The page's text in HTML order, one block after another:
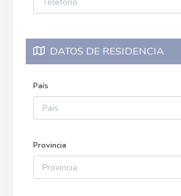
DATOS DE RESIDENCIA
País
Provincia